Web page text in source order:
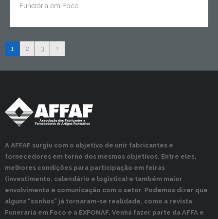
Funerária em Foco
1 2 3
A AFFAF surgiu com o objetivo de unir fabricantes e
fornecedores em torno dos mesmos objetivos. Entre eles,
melhores condições para participação em feiras
(investimento, calendário e logística) e também maior
envolvimento e comunicação com o setor. Podemos dizer que
alguns “sonhos” já tornaram-se realidade, como a revista
Funerária em Foco e a EXPONAF. Venha fazer parte da AFFA e